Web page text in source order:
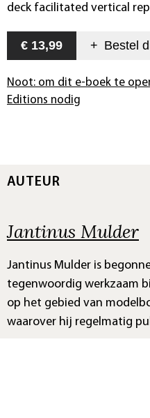
deck facilitated vertical
€ 13,99 + Bestel
Noot: om dit e-boek te
Editions nodig
AUTEUR
Jantinus Mulder
Jantinus Mulder is
tegenwoordig werkzaam
op het gebied van
waarover hij regelmatig